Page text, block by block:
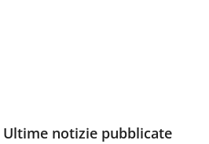
Ultime notizie pubblicate